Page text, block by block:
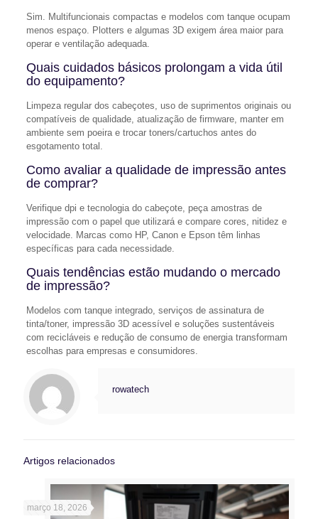
Sim. Multifuncionais compactas e modelos com tanque ocupam
menos espaço. Plotters e algumas 3D exigem área maior para
operar e ventilação adequada.
Quais cuidados básicos prolongam a vida útil
do equipamento?
Limpeza regular dos cabeçotes, uso de suprimentos originais ou
compatíveis de qualidade, atualização de firmware, manter em
ambiente sem poeira e trocar toners/cartuchos antes do
esgotamento total.
Como avaliar a qualidade de impressão antes
de comprar?
Verifique dpi e tecnologia do cabeçote, peça amostras de
impressão com o papel que utilizará e compare cores, nitidez e
velocidade. Marcas como HP, Canon e Epson têm linhas
específicas para cada necessidade.
Quais tendências estão mudando o mercado
de impressão?
Modelos com tanque integrado, serviços de assinatura de
tinta/toner, impressão 3D acessível e soluções sustentáveis
com recicláveis e redução de consumo de energia transformam
escolhas para empresas e consumidores.
rowatech
Artigos relacionados
março 18, 2026